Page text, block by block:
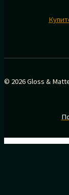
© 2026 Gloss &